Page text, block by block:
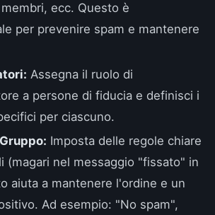
ecc. Questo è
per prevenire spam e mantenere
Assegna il ruolo di
a persone di fiducia e definisci i
per ciascuno.
Imposta delle regole chiare
(magari nel messaggio "fissato" in
aiuta a mantenere l'ordine e un
Ad esempio: "No spam",